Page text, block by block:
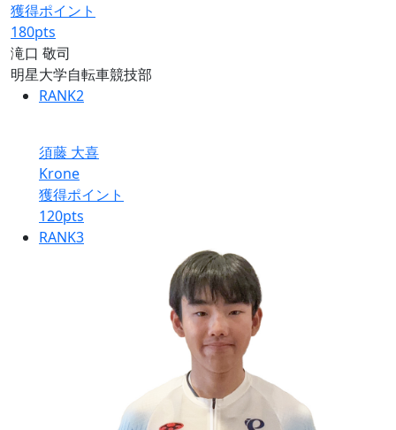
獲得ポイント
180pts
滝口 敬司
明星大学自転車競技部
RANK2
須藤 大喜
Krone
獲得ポイント
120pts
RANK3